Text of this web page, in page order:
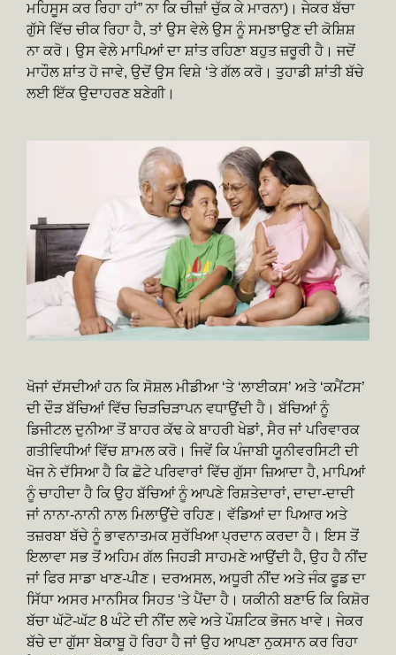
ਮਹਿਸੂਸ ਕਰ ਰਿਹਾ ਹਾਂ” ਨਾ ਕਿ ਚੀਜ਼ਾਂ ਚੁੱਕ ਕੇ ਮਾਰਨਾ)। ਜੇਕਰ ਬੱਚਾ
ਗੁੱਸੇ ਵਿੱਚ ਚੀਕ ਰਿਹਾ ਹੈ, ਤਾਂ ਉਸ ਵੇਲੇ ਉਸ ਨੂੰ ਸਮਝਾਉਣ ਦੀ ਕੋਸ਼ਿਸ਼
ਨਾ ਕਰੋ। ਉਸ ਵੇਲੇ ਮਾਪਿਆਂ ਦਾ ਸ਼ਾਂਤ ਰਹਿਣਾ ਬਹੁਤ ਜ਼ਰੂਰੀ ਹੈ। ਜਦੋਂ
ਮਾਹੌਲ ਸ਼ਾਂਤ ਹੋ ਜਾਵੇ, ਉਦੋਂ ਉਸ ਵਿਸ਼ੇ ‘ਤੇ ਗੱਲ ਕਰੋ। ਤੁਹਾਡੀ ਸ਼ਾਂਤੀ ਬੱਚੇ
ਲਈ ਇੱਕ ਉਦਾਹਰਣ ਬਣੇਗੀ।
ਖੋਜਾਂ ਦੱਸਦੀਆਂ ਹਨ ਕਿ ਸੋਸ਼ਲ ਮੀਡੀਆ ‘ਤੇ ‘ਲਾਈਕਸ’ ਅਤੇ ‘ਕਮੈਂਟਸ’
ਦੀ ਦੌੜ ਬੱਚਿਆਂ ਵਿੱਚ ਚਿੜਚਿੜਾਪਨ ਵਧਾਉਂਦੀ ਹੈ। ਬੱਚਿਆਂ ਨੂੰ
ਡਿਜੀਟਲ ਦੁਨੀਆ ਤੋਂ ਬਾਹਰ ਕੱਢ ਕੇ ਬਾਹਰੀ ਖੇਡਾਂ, ਸੈਰ ਜਾਂ ਪਰਿਵਾਰਕ
ਗਤੀਵਿਧੀਆਂ ਵਿੱਚ ਸ਼ਾਮਲ ਕਰੋ। ਜਿਵੇਂ ਕਿ ਪੰਜਾਬੀ ਯੂਨੀਵਰਸਿਟੀ ਦੀ
ਖੋਜ ਨੇ ਦੱਸਿਆ ਹੈ ਕਿ ਛੋਟੇ ਪਰਿਵਾਰਾਂ ਵਿੱਚ ਗੁੱਸਾ ਜ਼ਿਆਦਾ ਹੈ, ਮਾਪਿਆਂ
ਨੂੰ ਚਾਹੀਦਾ ਹੈ ਕਿ ਉਹ ਬੱਚਿਆਂ ਨੂੰ ਆਪਣੇ ਰਿਸ਼ਤੇਦਾਰਾਂ, ਦਾਦਾ-ਦਾਦੀ
ਜਾਂ ਨਾਨਾ-ਨਾਨੀ ਨਾਲ ਮਿਲਾਉਂਦੇ ਰਹਿਣ। ਵੱਡਿਆਂ ਦਾ ਪਿਆਰ ਅਤੇ
ਤਜ਼ਰਬਾ ਬੱਚੇ ਨੂੰ ਭਾਵਨਾਤਮਕ ਸੁਰੱਖਿਆ ਪ੍ਰਦਾਨ ਕਰਦਾ ਹੈ। ਇਸ ਤੋਂ
ਇਲਾਵਾ ਸਭ ਤੋਂ ਅਹਿਮ ਗੱਲ ਜਿਹੜੀ ਸਾਹਮਣੇ ਆਉਂਦੀ ਹੈ, ਉਹ ਹੈ ਨੀਂਦ
ਜਾਂ ਫਿਰ ਸਾਡਾ ਖਾਣ-ਪੀਣ। ਦਰਅਸਲ, ਅਧੂਰੀ ਨੀਂਦ ਅਤੇ ਜੰਕ ਫੂਡ ਦਾ
ਸਿੱਧਾ ਅਸਰ ਮਾਨਸਿਕ ਸਿਹਤ ‘ਤੇ ਪੈਂਦਾ ਹੈ। ਯਕੀਨੀ ਬਣਾਓ ਕਿ ਕਿਸ਼ੋਰ
ਬੱਚਾ ਘੱਟੋ-ਘੱਟ 8 ਘੰਟੇ ਦੀ ਨੀਂਦ ਲਵੇ ਅਤੇ ਪੌਸ਼ਟਿਕ ਭੋਜਨ ਖਾਵੇ। ਜੇਕਰ
ਬੱਚੇ ਦਾ ਗੁੱਸਾ ਬੇਕਾਬੂ ਹੋ ਰਿਹਾ ਹੈ ਜਾਂ ਉਹ ਆਪਣਾ ਨੁਕਸਾਨ ਕਰ ਰਿਹਾ